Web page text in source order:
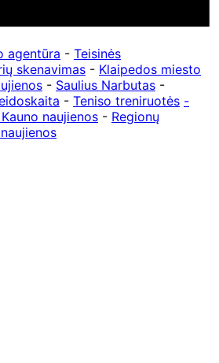
agentūra - Teisinės
skenavimas - Klaipedos miesto
- Saulius Narbutas -
- Teniso treniruotės -
Kauno naujienos - Regionų